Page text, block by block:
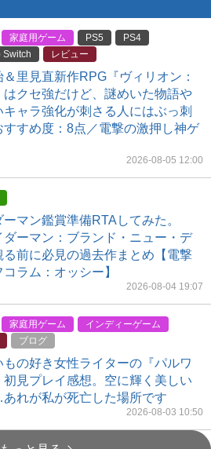
家庭用ゲーム PS5
PS4
Switch
レビュー
＆里見直新作RPG『ヴィリオン：
はクセ強だけど、謎めいた物語や
キャラ強化が刺さる人にはぶっ刺
すすめ度：8点／電撃の激押し神ゲ
2026-08-05 12:00
ーマン鑑賞準備RTAしてみた。
ダーマン：ブランド・ニュー・デ
る前に必見の過去作まとめ【電撃
ラム：オッシー】
2026-08-04 19:07
家庭用ゲーム
インディーゲーム
ブログ
もの好き女性ライターの『パルワ
初見プレイ感想。空に輝く美しい
れが私が死亡した場所です
2026-08-03 10:50